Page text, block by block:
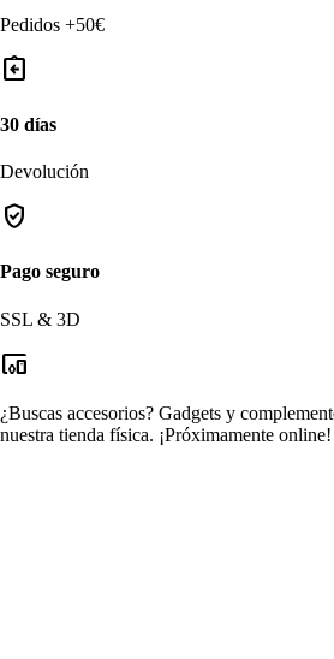
Pedidos +50€
assignment_return
30 días
Devolución
verified_user
Pago seguro
SSL & 3D
devices_other
¿Buscas accesorios? Gadgets y
nuestra tienda física. ¡Próximamente online!